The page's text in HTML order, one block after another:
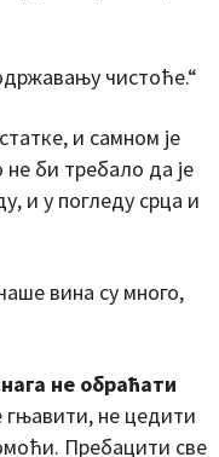
чистоће.“
и самном је
не би требало да је
и у погледу срца и
вина су много,
не обраћати
гњавити, не цедити
Пребацити све